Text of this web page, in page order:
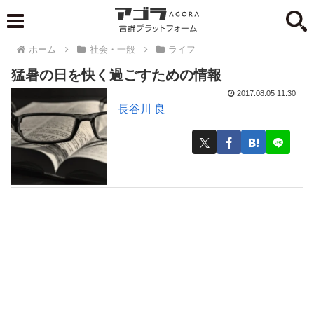
ホーム 社会・一般 ライフ
猛暑の日を快く過ごすための情報
長谷川 良
2017.08.05 11:30